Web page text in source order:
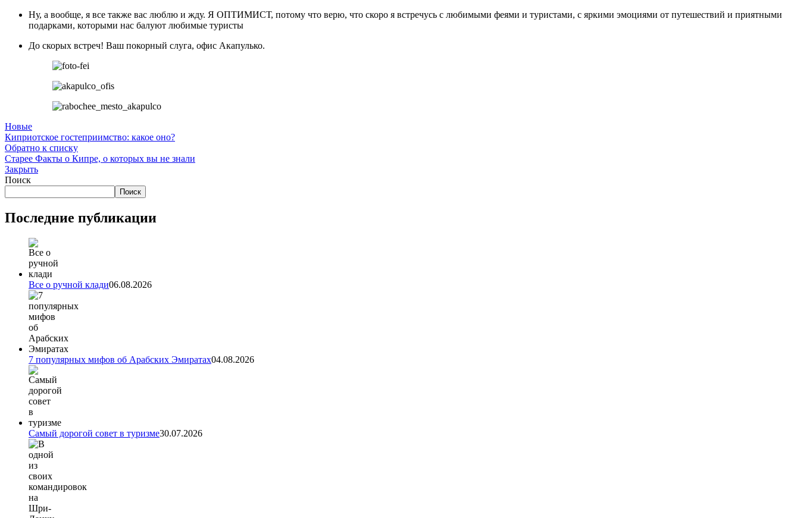
Ну, а вообще, я все также вас люблю и жду. Я ОПТИМИСТ, потому что верю, что скоро я встречусь с любимыми феями и туристами, с яркими эмоциями от путешествий и приятными
подарками, которыми нас балуют любимые туристы
До скорых встреч! Ваш покорный слуга, офис Акапулько.
Новые
Киприотское гостеприимство: какое оно?
Обратно к списку
Старее Факты о Кипре, о которых вы не знали
Закрыть
Поиск
Поиск
Последние публикации
Все о ручной клади06.08.2026
7 популярных мифов об Арабских Эмиратах04.08.2026
Самый дорогой совет в туризме30.07.2026